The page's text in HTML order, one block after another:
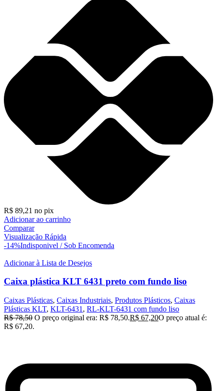
R$ 89,21 no pix
Adicionar ao carrinho
Comparar
Visualização Rápida
-14%Indisponivel / Sob Encomenda
Adicionar à Lista de Desejos
Caixa plástica KLT 6431 preto com fundo liso
Caixas Plásticas, Caixas Industriais, Produtos Plásticos, Caixas
Plásticas KLT, KLT-6431 , RL-KLT-6431 com fundo liso
R$78,50 O preço original era: R$ 78,50.R$ 67,20O preço atual é:
R$ 67,20.